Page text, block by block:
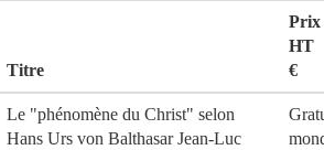
Titre
Prix
HT
€
Le "phénomène du Christ" selon
Hans Urs von Balthasar Jean-Luc